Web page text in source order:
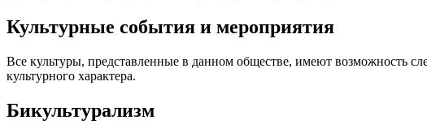
Культурные события и мероприятия
Все культуры, представленные в данном обществе, имеют возможность
культурного характера.
Бикультурализм